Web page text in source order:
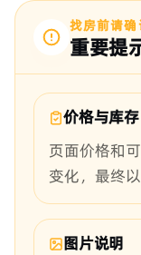
找房前请确
重要提
价格与库存
页面价格和
变化，最终
图片说明